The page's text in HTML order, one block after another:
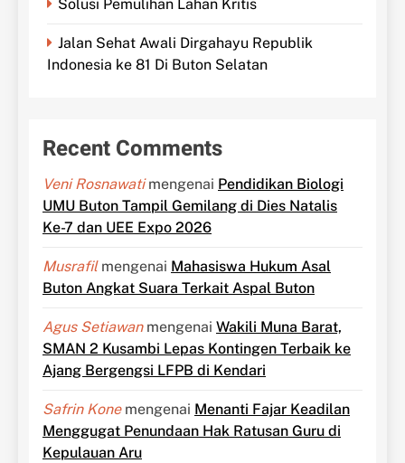
Solusi Pemulihan Lahan Kritis
Jalan Sehat Awali Dirgahayu Republik
Indonesia ke 81 Di Buton Selatan
Recent Comments
Veni Rosnawatimengenai Pendidikan Biologi
UMU Buton Tampil Gemilang di Dies Natalis
Ke-7 dan UEE Expo 2026
Musrafilmengenai Mahasiswa Hukum Asal
Buton Angkat Suara Terkait Aspal Buton
Agus Setiawanmengenai Wakili Muna Barat,
SMAN 2 Kusambi Lepas Kontingen Terbaik ke
Ajang Bergengsi LFPB di Kendari
Safrin Konemengenai Menanti Fajar Keadilan
Menggugat Penundaan Hak Ratusan Guru di
Kepulauan Aru